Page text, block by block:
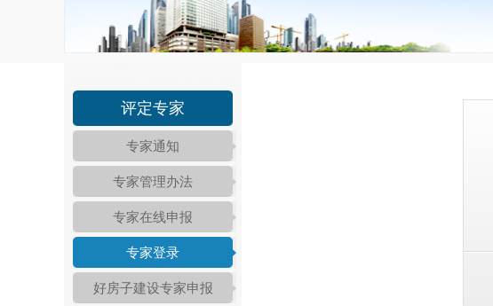
评定专家
专家通知
专家管理办法
专家在线申报
专家登录
好房子建设专家申报